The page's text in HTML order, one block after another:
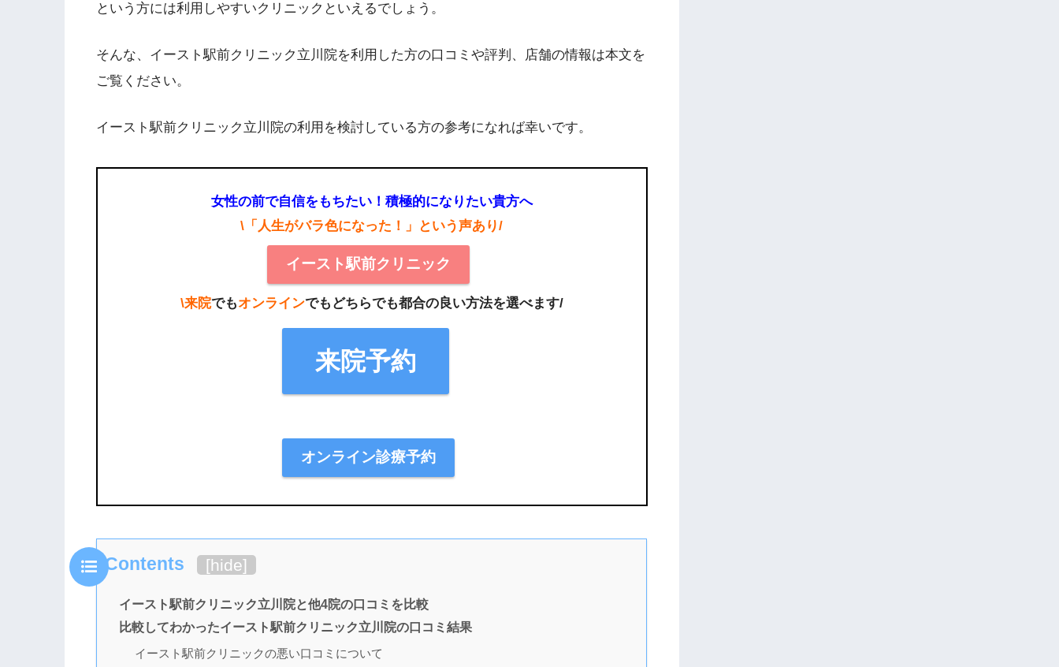
という方には利用しやすいクリニックといえるでしょう。
そんな、イースト駅前クリニック立川院を利用した方の口コミや評判、店舗の情報は本文を
ご覧ください。
イースト駅前クリニック立川院の利用を検討している方の参考になれば幸いです。
女性の前で自信をもちたい！積極的になりたい貴方へ
\「人生がバラ色になった！」という声あり/
イースト駅前クリニック
\来院でもオンラインでもどちらでも都合の良い方法を選べます/
来院予約
オンライン診療予約
Contents [hide]
イースト駅前クリニック立川院と他4院の口コミを比較
比較してわかったイースト駅前クリニック立川院の口コミ結果
イースト駅前クリニックの悪い口コミについて